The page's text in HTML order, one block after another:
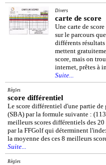
Divers
carte de score
Une carte de
sur le parcours
différents
mettent
score, mais on
internet, prêtes à
Suite...
Règles
score différentiel
Le score différentiel d'une partie
(SBA) par la formule suivante :
meilleurs scores différentiels des
par la FFGolf qui déterminent
la moyenne des ces 8 meilleurs
Suite...
Règles